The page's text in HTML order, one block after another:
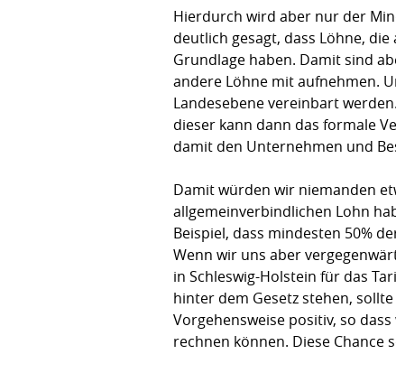
Hierdurch wird aber nur der
deutlich gesagt, dass Löhne,
Grundlage haben. Damit sind
andere Löhne mit aufnehmen.
Landesebene vereinbart
dieser kann dann das formale
damit den Unternehmen und
Damit würden wir niemanden
allgemeinverbindlichen Lohn
Beispiel, dass mindesten 50%
Wenn wir uns aber
in Schleswig-Holstein für das
hinter dem Gesetz stehen,
Vorgehensweise positiv, so
rechnen können. Diese